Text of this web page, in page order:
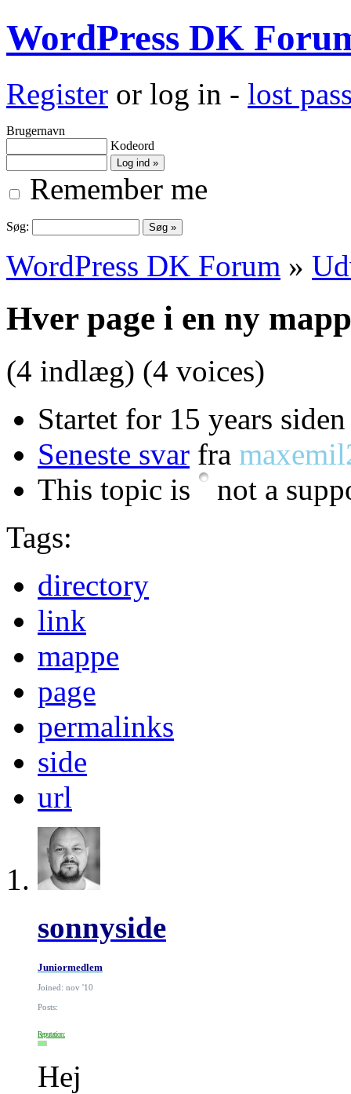
WordPress DK
Register or log in - lost
Brugernavn
Kodeord
Remember me
Søg:
WordPress DK Forum »
Hver page i en ny
(4 indlæg) (4 voices)
Startet for 15 years
Seneste svar fra
This topic is
not a
Tags:
directory
link
mappe
page
permalinks
side
url
sonnyside
Juniormedlem
Joined: nov '10
Posts:
Reputation:
Hej